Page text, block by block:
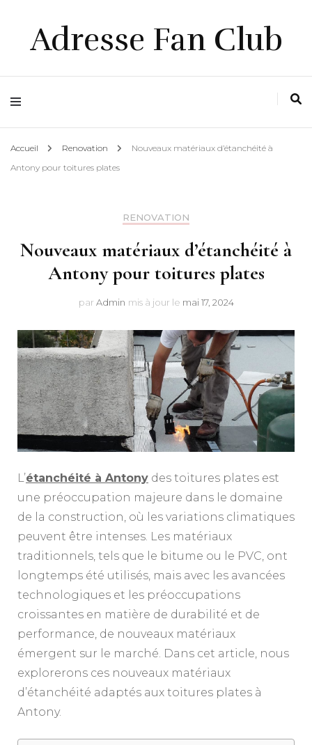
Adresse Fan Club
Accueil Renovation
Nouveaux matériaux d’étanchéité à
Antony pour toitures plates
RENOVATION
Nouveaux matériaux d’étanchéité à
Antony pour toitures plates
par Admin mis à jour le mai 17, 2024
L’étanchéité à Antony des toitures plates est
une préoccupation majeure dans le domaine
de la construction, où les variations climatiques
peuvent être intenses. Les matériaux
traditionnels, tels que le bitume ou le PVC, ont
longtemps été utilisés, mais avec les avancées
technologiques et les préoccupations
croissantes en matière de durabilité et de
performance, de nouveaux matériaux
émergent sur le marché. Dans cet article, nous
explorerons ces nouveaux matériaux
d’étanchéité adaptés aux toitures plates à
Antony.